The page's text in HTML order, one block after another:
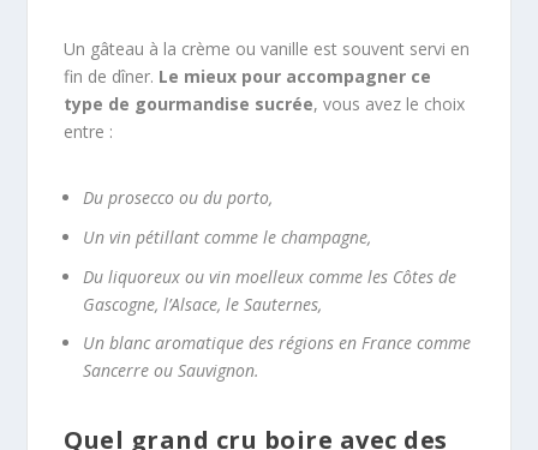
Un gâteau à la crème ou vanille est souvent servi en
fin de dîner. Le mieux pour accompagner ce
type de gourmandise sucrée, vous avez le choix
entre :
Du prosecco ou du porto,
Un vin pétillant comme le champagne,
Du liquoreux ou vin moelleux comme les Côtes de
Gascogne, l’Alsace, le Sauternes,
Un blanc aromatique des régions en France comme
Sancerre ou Sauvignon.
Quel grand cru boire avec des